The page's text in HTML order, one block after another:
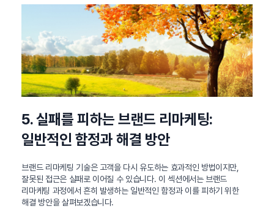
5. 실패를 피하는 브랜드 리마케팅:
일반적인 함정과 해결 방안
브랜드 리마케팅 기술은 고객을 다시 유도하는 효과적인 방법이지만,
잘못된 접근은 실패로 이어질 수 있습니다. 이 섹션에서는 브랜드
리마케팅 과정에서 흔히 발생하는 일반적인 함정과 이를 피하기 위한
해결 방안을 살펴보겠습니다.